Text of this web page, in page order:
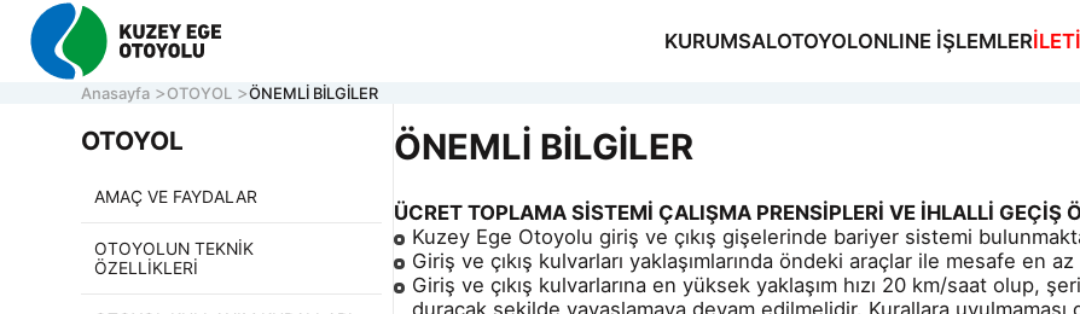
KURUMSALOTOYOLONLINE İŞLEMLER
KURUMSAL
OTOYOL
ONLINE İŞLEMLER
Anasayfa OTOYOL ÖNEMLİ BİLGİLER
OTOYOL
AMAÇ VE FAYDALAR
OTOYOLUN TEKNİK
ÖZELLİKLERİ
ÖNEMLİ BİLGİLER
ÜCRET TOPLAMA SİSTEMİ ÇALIŞMA PRENSİPLERİ VE İHLALLİ GEÇİŞ
Kuzey Ege Otoyolu giriş ve çıkış gişelerinde bariyer sistemi
Giriş ve çıkış kulvarları yaklaşımlarında öndeki araçlar ile mesafe en
Giriş ve çıkış kulvarlarına en yüksek yaklaşım hızı 20 km/saat olup,